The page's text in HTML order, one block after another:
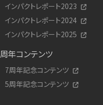
インパクトレポート2023
インパクトレポート2024
インパクトレポート2025
周年コンテンツ
7周年記念コンテンツ
5周年記念コンテンツ